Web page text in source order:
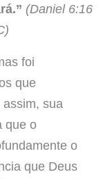
(Daniel 6:16
foi
que
sua
que o
o
que Deus